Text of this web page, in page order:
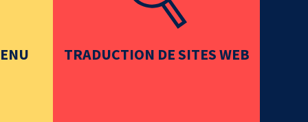
TRADUCTION DE SITES WEB